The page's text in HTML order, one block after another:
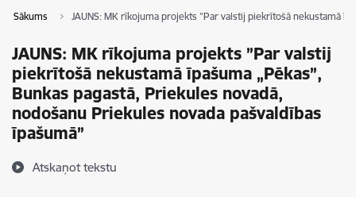
Sākums JAUNS: MK rīkojuma projekts ”Par valstij piekrītošā nekustamā
JAUNS: MK rīkojuma projekts ”Par valstij
piekrītošā nekustamā īpašuma „Pēkas”,
Bunkas pagastā, Priekules novadā,
nodošanu Priekules novada pašvaldības
īpašumā”
Atskaņot tekstu